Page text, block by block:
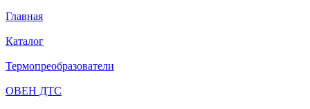
Главная
Каталог
Термопреобразователи
ОВЕН ДТС